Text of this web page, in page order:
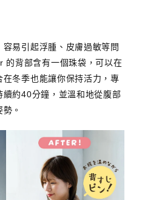
易引起浮腫、皮膚過敏等問
的背部含有一個珠袋，可以在
冬季也能讓你保持活力，專
約40分鐘，並溫和地從腹部
。